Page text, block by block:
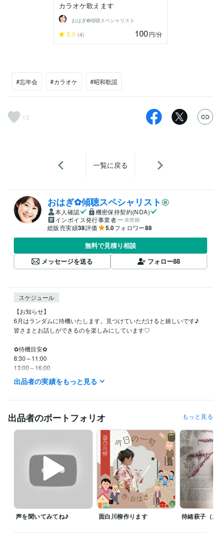
カラオケ歌えます
おはぎ✿傾聴スペシャリスト
5.0 (4) 100円/分
#忘年会 #カラオケ #昭和歌謡
13
一覧に戻る
おはぎ✿傾聴スペシャリスト
本人確認
機密保持契約(NDA)
インボイス発行事業者
未登録
総販売実績38評価 5.0フォロワー88
無料で見積り相談
メッセージを送る
フォロー88
スケジュール
【お知らせ】
6月はランダムに待機いたします。見つけていただけると嬉しいです♪
皆さまとお話しができるのを楽しみにしています♡
✿待機目安✿
8:30～11:00
13:00～16:00
21:00～25:00
日曜日・祝日　待機はランダムになります。
※メッセージはいつでもOKなので、「この日のこの時間お話しでき
る？」などありましたらお気軽にお声かけください♪
✼••┈┈┈┈┈┈••✼✼••┈┈┈┈┈┈••✼
予約を受付ています！
お返事はなるべく早くお返ししておりますので、ご安心下さい。
また、待機中のお声掛けお待ちしています‪(〃✪ω✪〃)
出品者の実績をもっと見る
出品者のポートフォリオ もっと見る
声を聞いてみてね♪ 面白川柳作ります 待緒萩子（お